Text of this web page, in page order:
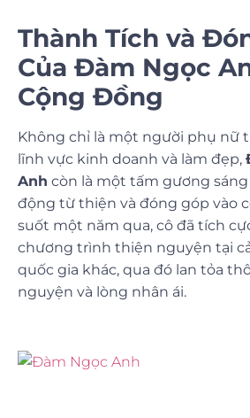
Thành Tích và
Của Đàm Ngọc
Cộng Đồng
Không chỉ là một người phụ nữ
lĩnh vực kinh doanh và làm đẹp,
Anh còn là một tấm gương
động từ thiện và đóng góp vào
suốt một năm qua, cô đã tích
chương trình thiện nguyện tại
quốc gia khác, qua đó lan tỏa
nguyện và lòng nhân ái.